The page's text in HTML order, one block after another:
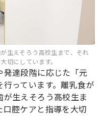
生えそろう高校生まで、それ
切にしています。
達段階に応じた「元
っています。離乳食が
生えそろう高校生ま
腔ケアと指導を大切